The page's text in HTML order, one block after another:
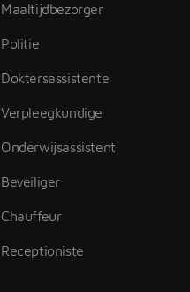
Maaltijdbezorger
Politie
Doktersassistente
Verpleegkundige
Onderwijsassistent
Beveiliger
Chauffeur
Receptioniste